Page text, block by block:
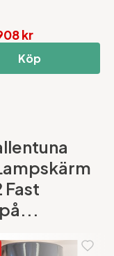
kr
Köp
Fast